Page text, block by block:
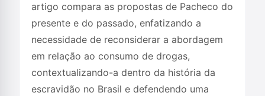
artigo compara as propostas de Pacheco do
presente e do passado, enfatizando a
necessidade de reconsiderar a abordagem
em relação ao consumo de drogas,
contextualizando-a dentro da história da
escravidão no Brasil e defendendo uma